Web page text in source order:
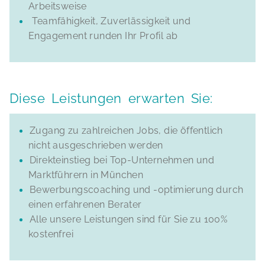
Arbeitsweise
Teamfähigkeit, Zuverlässigkeit und
Engagement runden Ihr Profil ab
Diese Leistungen erwarten Sie:
Zugang zu zahlreichen Jobs, die öffentlich
nicht ausgeschrieben werden
Direkteinstieg bei Top-Unternehmen und
Marktführern in München
Bewerbungscoaching und -optimierung durch
einen erfahrenen Berater
Alle unsere Leistungen sind für Sie zu 100%
kostenfrei